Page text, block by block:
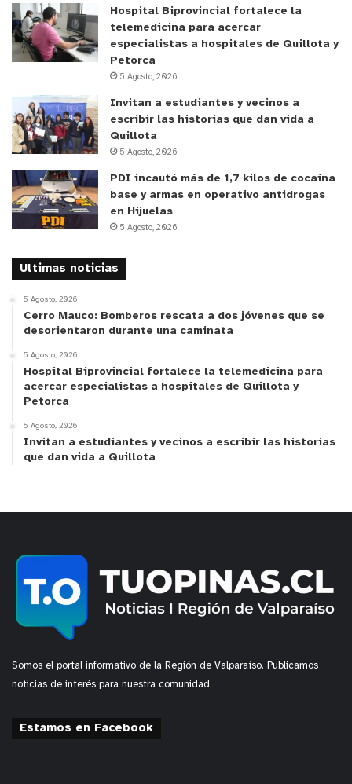
“En esa lógica, esta conversación que hemos
tenido con el alcalde ha sido muy significativa
porque él está en la misma sintonía, en buscar
llevar los servicios nuestros más cerca de las
personas, y vamos a empezar a trabajar en la
factibilidad de un convenio para la venta de bonos
representante de la institución.
y tú, ¿qué opinas?
Hospital Biprovincial fortalece la
telemedicina para acercar
especialistas a hospitales de Quillota y
Petorca
5 Agosto, 2026
Invitan a estudiantes y vecinos a
escribir las historias que dan vida a
Quillota
5 Agosto, 2026
PDI incautó más de 1,7 kilos de cocaína
base y armas en operativo antidrogas
en Hijuelas
5 Agosto, 2026
Ultimas noticias
5 Agosto, 2026
Cerro Mauco: Bomberos rescata a dos jóvenes que se
desorientaron durante una caminata
5 Agosto, 2026
Hospital Biprovincial fortalece la telemedicina para
acercar especialistas a hospitales de Quillota y
Petorca
5 Agosto, 2026
Invitan a estudiantes y vecinos a escribir las historias
que dan vida a Quillota
Somos el portal informativo de la Región de Valparaíso. Publicamos
noticias de interés para nuestra comunidad.
Estamos en Facebook